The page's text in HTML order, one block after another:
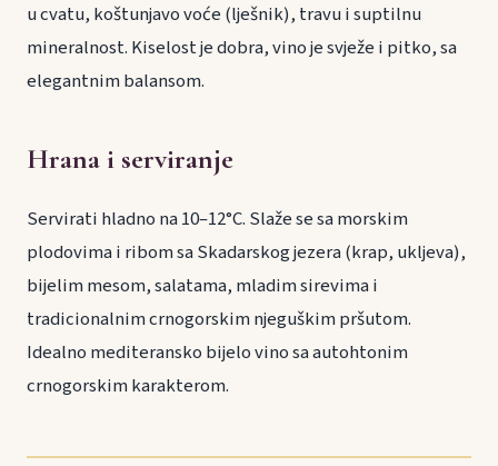
u cvatu, koštunjavo voće (lješnik), travu i suptilnu
mineralnost. Kiselost je dobra, vino je svježe i pitko, sa
elegantnim balansom.
Hrana i serviranje
Servirati hladno na 10–12°C. Slaže se sa morskim
plodovima i ribom sa Skadarskog jezera (krap, ukljeva),
bijelim mesom, salatama, mladim sirevima i
tradicionalnim crnogorskim njeguškim pršutom.
Idealno mediteransko bijelo vino sa autohtonim
crnogorskim karakterom.